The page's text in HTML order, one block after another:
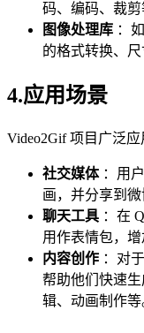
码、编码、裁剪
图像处理库 ：
的格式转换、尺
4.应用场景
Video2Gif 项目广泛应
社交媒体：用
画，并分享到
聊天工具 ：在
用作表情包，增
内容创作 ：对
帮助他们快速
辑、动画制作等